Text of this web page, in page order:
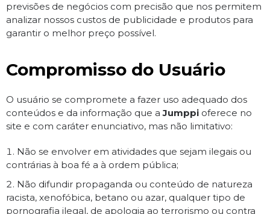
previsões de negócios com precisão que nos permitem
analizar nossos custos de publicidade e produtos para
garantir o melhor preço possível.
Compromisso do Usuário
O usuário se compromete a fazer uso adequado dos
conteúdos e da informação que aJumppi oferece no
site e com caráter enunciativo, mas não limitativo:
Não se envolver em atividades que sejam ilegais ou
contrárias à boa fé a à ordem pública;
Não difundir propaganda ou conteúdo de natureza
racista, xenofóbica, betano ou azar, qualquer tipo de
pornografia ilegal, de apologia ao terrorismo ou contra